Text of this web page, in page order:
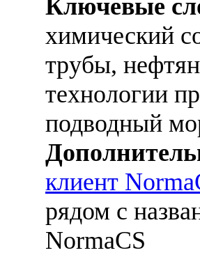
Ключевые
химический
трубы,
технологии
подводный
клиент
рядом с
NormaCS